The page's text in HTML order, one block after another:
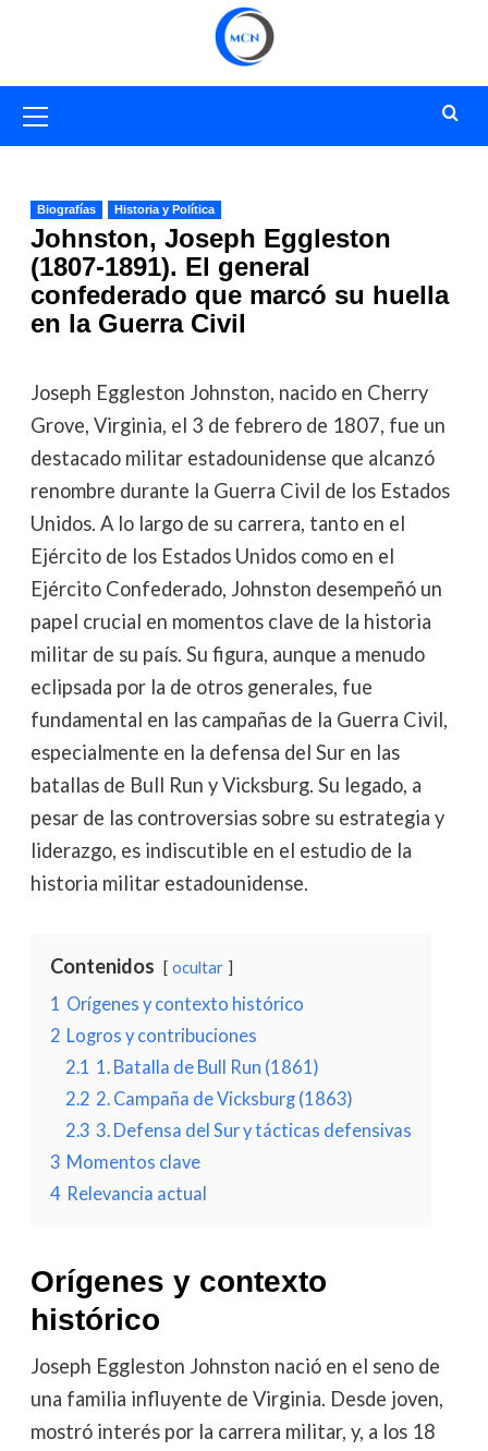
primario
Biografías Historia y Política
Johnston, Joseph Eggleston
(1807-1891). El general
confederado que marcó su huella
en la Guerra Civil
Joseph Eggleston Johnston, nacido en Cherry
Grove, Virginia, el 3 de febrero de 1807, fue un
destacado militar estadounidense que alcanzó
renombre durante la Guerra Civil de los Estados
Unidos. A lo largo de su carrera, tanto en el
Ejército de los Estados Unidos como en el
Ejército Confederado, Johnston desempeñó un
papel crucial en momentos clave de la historia
militar de su país. Su figura, aunque a menudo
eclipsada por la de otros generales, fue
fundamental en las campañas de la Guerra Civil,
especialmente en la defensa del Sur en las
batallas de Bull Run y Vicksburg. Su legado, a
pesar de las controversias sobre su estrategia y
liderazgo, es indiscutible en el estudio de la
historia militar estadounidense.
Contenidos ocultar
1 Orígenes y contexto histórico
2 Logros y contribuciones
2.1 1. Batalla de Bull Run (1861)
2.2 2. Campaña de Vicksburg (1863)
2.3 3. Defensa del Sur y tácticas defensivas
3 Momentos clave
4 Relevancia actual
Orígenes y contexto
histórico
Joseph Eggleston Johnston nació en el seno de
una familia influyente de Virginia. Desde joven,
mostró interés por la carrera militar, y, a los 18